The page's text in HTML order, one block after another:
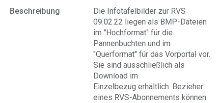
Beschreibung
Die Infotafelbilder zur RVS
09.02.22 liegen als BMP-Dateien
im "Hochformat" für die
Pannenbuchten und im
"Querformat" für das Vorportal vor.
Sie sind ausschließlich als
Download im
Einzelbezug erhältlich. Bezieher
eines RVS-Abonnements können